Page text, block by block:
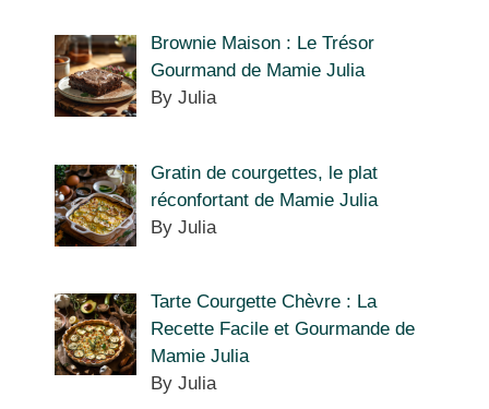
Brownie Maison : Le Trésor
Gourmand de Mamie Julia
By Julia
Gratin de courgettes, le plat
réconfortant de Mamie Julia
By Julia
Tarte Courgette Chèvre : La
Recette Facile et Gourmande de
Mamie Julia
By Julia